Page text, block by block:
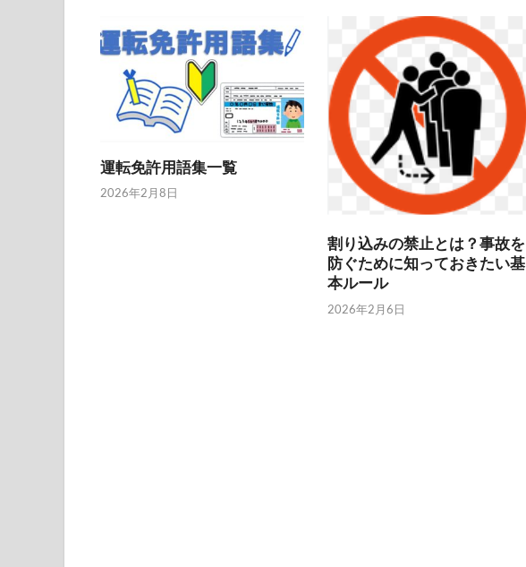
運転免許用語集一覧
2026年2月8日
割り込みの禁止とは？事故を
防ぐために知っておきたい基
本ルール
2026年2月6日